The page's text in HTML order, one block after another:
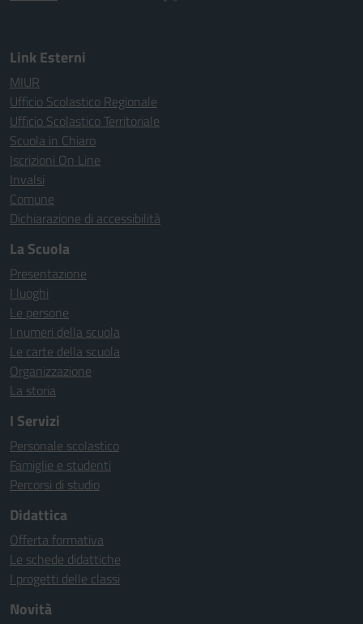
Link Esterni
MIUR
Ufficio Scolastico Regionale
Ufficio Scolastico Territoriale
Scuola in Chiaro
Iscrizioni On Line
Invalsi
Comune
Dichiarazione di accessibilità
La Scuola
Presentazione
I luoghi
Le persone
I numeri della scuola
Le carte della scuola
Organizzazione
La storia
I Servizi
Personale scolastico
Famiglie e studenti
Percorsi di studio
Didattica
Offerta formativa
Le schede didattiche
I progetti delle classi
Novità